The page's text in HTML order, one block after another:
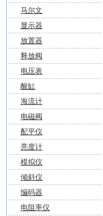
马尔文
显示器
放置器
释放阀
电压表
酸缸
海流计
电磁阀
配平仪
亮度计
模拟仪
倾斜仪
编码器
电阻率仪